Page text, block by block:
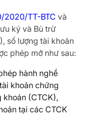
2020/TT-BTC và
ký và Bù trừ
số lượng tài khoản
phép mở như sau:
hành nghề
khoản chứng
(CTCK),
tại các CTCK